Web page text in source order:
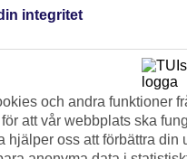
integritet
och andra funktioner
att vår webbplats ska
hjälper oss att förbättra